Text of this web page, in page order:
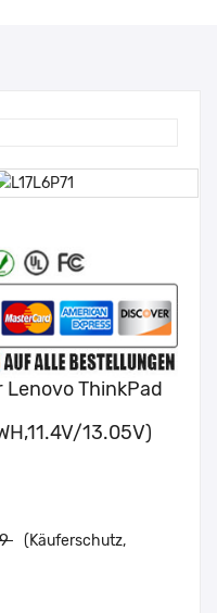
Lenovo ThinkPad
13.05V)
(Käuferschutz,